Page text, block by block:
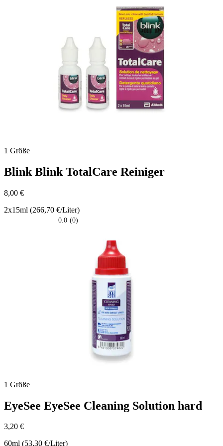
1 Größe
Blink Blink TotalCare Reiniger
8,00 €
2x15ml (266,70 €/Liter)
0.0 (0)
1 Größe
EyeSee EyeSee Cleaning Solution hard
3,20 €
60ml (53,30 €/Liter)